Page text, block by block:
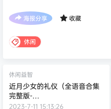
海报分享 收藏
休闲
休闲益智
近月少女的礼仪（全语音合集
完整版-
Build.8958262+DLC）
2023-7-11 15:13:26